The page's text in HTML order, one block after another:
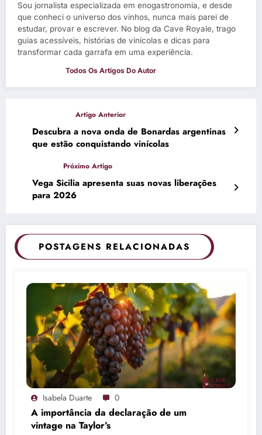
Sou jornalista especializada em enogastronomia, e desde
que conheci o universo dos vinhos, nunca mais parei de
estudar, provar e escrever. No blog da Cave Royale, trago
guias acessíveis, histórias de vinícolas e dicas para
transformar cada garrafa em uma experiência.
Descubra a nova onda de Bonardas argentinas
que estão conquistando vinícolas
Vega Sicilia apresenta suas novas liberações
para 2026
POSTAGENS RELACIONADAS
Isabela Duarte 0
A importância da declaração de um
vintage na Taylor’s